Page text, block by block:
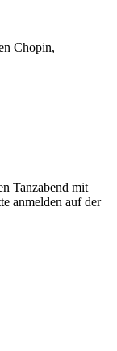
Chopin,
Tanzabend mit
anmelden auf der